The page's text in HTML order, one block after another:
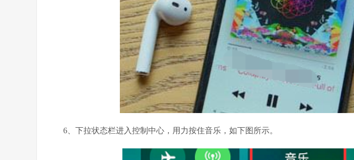
6、下拉状态栏进入控制中心，用力按住音乐，如下图所示。